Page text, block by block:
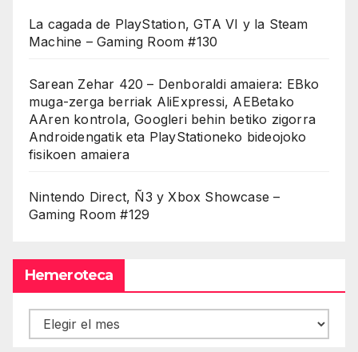
La cagada de PlayStation, GTA VI y la Steam
Machine – Gaming Room #130
Sarean Zehar 420 – Denboraldi amaiera: EBko
muga-zerga berriak AliExpressi, AEBetako
AAren kontrola, Googleri behin betiko zigorra
Androidengatik eta PlayStationeko bideojoko
fisikoen amaiera
Nintendo Direct, Ñ3 y Xbox Showcase –
Gaming Room #129
Hemeroteca
Hemeroteca